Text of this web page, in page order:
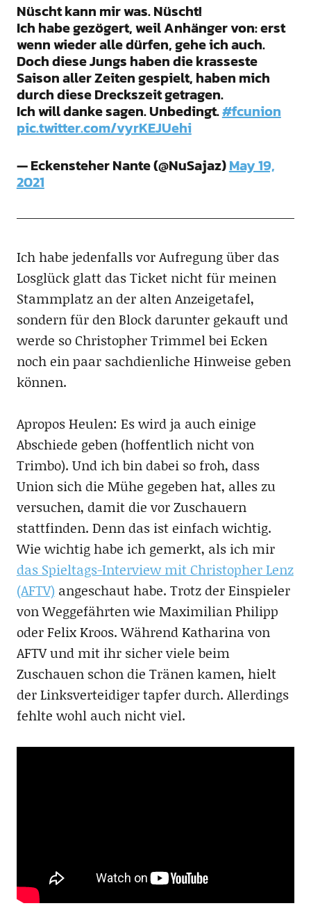
Nüscht kann mir was. Nüscht!
Ich habe gezögert, weil Anhänger von: erst
wenn wieder alle dürfen, gehe ich auch.
Doch diese Jungs haben die krasseste
Saison aller Zeiten gespielt, haben mich
durch diese Dreckszeit getragen.
Ich will danke sagen. Unbedingt.#fcunion
pic.twitter.com/vyrKEJUehi
— Eckensteher Nante (@NuSajaz)May 19,
2021
Ich habe jedenfalls vor Aufregung über das
Losglück glatt das Ticket nicht für meinen
Stammplatz an der alten Anzeigetafel,
sondern für den Block darunter gekauft und
werde so Christopher Trimmel bei Ecken
noch ein paar sachdienliche Hinweise geben
können.
Apropos Heulen: Es wird ja auch einige
Abschiede geben (hoffentlich nicht von
Trimbo). Und ich bin dabei so froh, dass
Union sich die Mühe gegeben hat, alles zu
versuchen, damit die vor Zuschauern
stattfinden. Denn das ist einfach wichtig.
Wie wichtig habe ich gemerkt, als ich mir
das Spieltags-Interview mit Christopher Lenz
(AFTV) angeschaut habe. Trotz der Einspieler
von Weggefährten wie Maximilian Philipp
oder Felix Kroos. Während Katharina von
AFTV und mit ihr sicher viele beim
Zuschauen schon die Tränen kamen, hielt
der Linksverteidiger tapfer durch. Allerdings
fehlte wohl auch nicht viel.